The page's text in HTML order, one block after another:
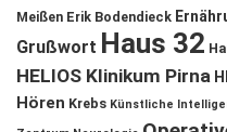
Meißen Erik Bodendieck
Grußwort Haus 32
HELIOS Klinikum Pirna
Hören Krebs Künstliche